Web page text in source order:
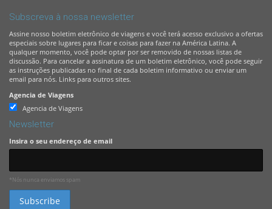
Subscreva à nossa newsletter
Assine nosso boletim eletrônico de viagens e você terá acesso exclusivo a ofertas
especiais sobre lugares para ficar e coisas para fazer na América Latina. A
qualquer momento, você pode optar por ser removido de nossas listas de
discussão. Para cancelar a assinatura de um boletim eletrônico, você pode seguir
as instruções publicadas no final de cada boletim informativo ou enviar um
email para nós. Links para outros sites.
Agencia de Viagens
Agencia de Viagens
Newsletter
Insira o seu endereço de email
*Nós nunca enviamos spam